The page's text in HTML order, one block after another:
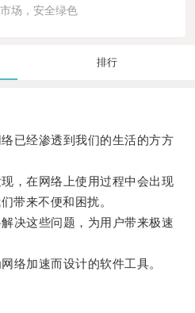
场，安全绿色
排行
经渗透到我们的生活的方方
在网络上使用过程中会出现
带来不便和困扰。
这些问题，为用户带来极速
加速而设计的软件工具。